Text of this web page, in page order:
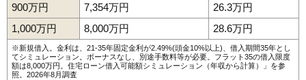
900万円
7,354万円
26.3万円
1,000万円
8,000万円 28.6万円
※新規借入。金利は、21-35年固定金利が2.49%(頭金10%以上)、借入期間35年とし
てシミュレーション。ボーナスなし、別途手数料等が必要。フラット35の借入限度
額は8,000万円。 住宅ローン借入可能額シミュレーション（年収から計算）
」を参
照。2026年8月調査